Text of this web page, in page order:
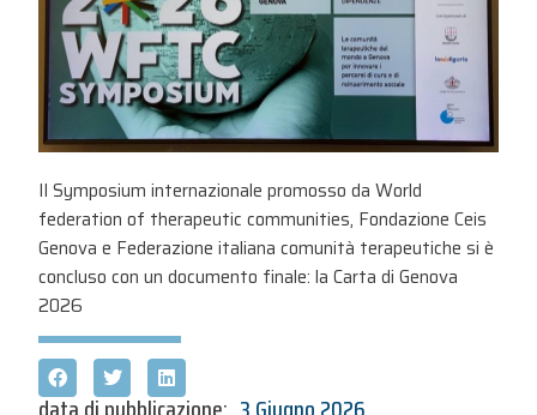
Il Symposium internazionale promosso da World
federation of therapeutic communities, Fondazione Ceis
Genova e Federazione italiana comunità terapeutiche si è
concluso con un documento finale: la Carta di Genova
2026